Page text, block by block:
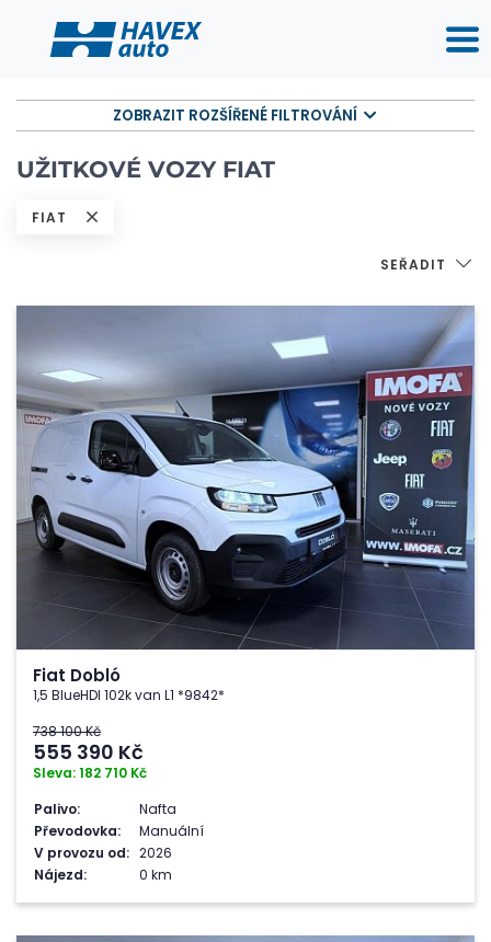
ZOBRAZIT ROZŠÍŘENÉ FILTROVÁNÍ
UŽITKOVÉ VOZY FIAT
FIAT
SEŘADIT
Fiat Dobló
1,5 BlueHDI 102k van L1 *9842*
738 100 Kč
555 390 Kč
Sleva: 182 710 Kč
Palivo:
Nafta
Převodovka:
Manuální
V provozu od: 2026
Nájezd:
0 km